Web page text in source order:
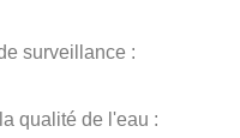
surveillance :
qualité de l'eau :